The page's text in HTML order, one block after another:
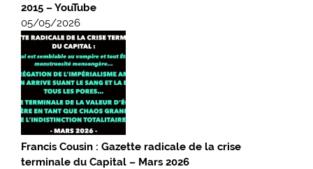
2015 – YouTube
05/05/2026
Francis Cousin : Gazette radicale de la crise
terminale du Capital – Mars 2026